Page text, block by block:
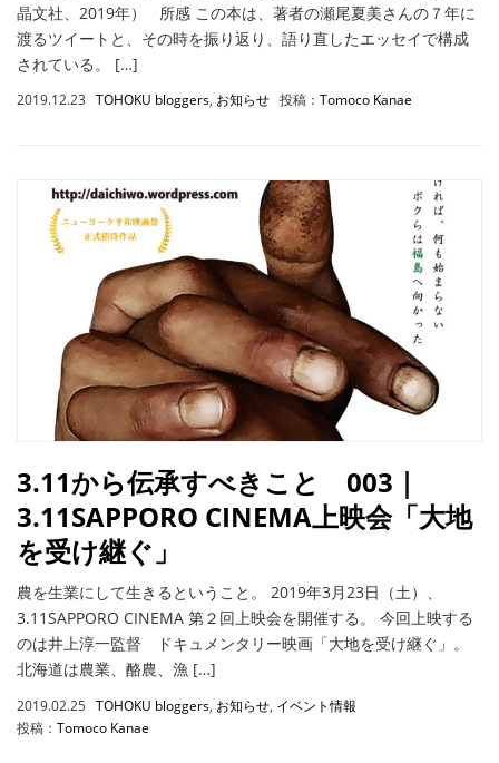
晶文社、2019年） 所感 この本は、著者の瀬尾夏美さんの７年に
渡るツイートと、その時を振り返り、語り直したエッセイで構成
されている。 […]
2019.12.23 TOHOKU bloggers, お知らせ 投稿： Tomoco Kanae
3.11から伝承すべきこと 003｜
3.11SAPPORO CINEMA上映会「大地
を受け継ぐ」
農を生業にして生きるということ。 2019年3月23日（土）、
3.11SAPPORO CINEMA 第２回上映会を開催する。 今回上映する
のは井上淳一監督 ドキュメンタリー映画「大地を受け継ぐ」。
北海道は農業、酪農、漁 […]
2019.02.25 TOHOKU bloggers, お知らせ, イベント情報
投稿： Tomoco Kanae